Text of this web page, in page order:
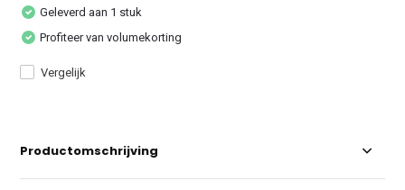
Geleverd aan 1 stuk
Profiteer van volumekorting
Vergelijk
Productomschrijving